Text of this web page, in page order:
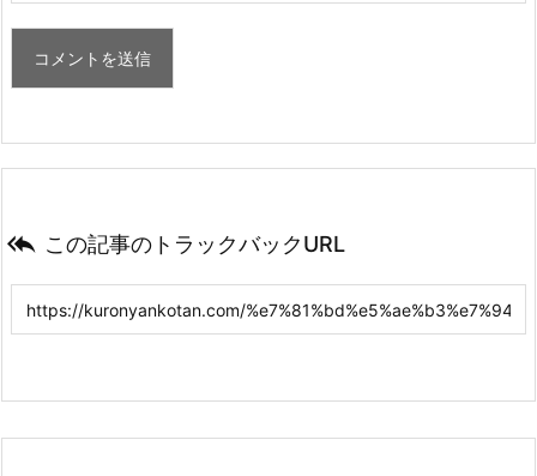
 この記事のトラックバックURL